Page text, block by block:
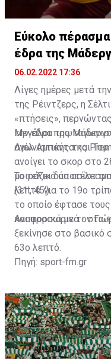
55 τίτλοι: Ρέιντζερς
53 τίτλοι: Σέλτικ
4 τίτλοι : Χαρτς,
2 τίτλοι : Νταμπάρτον
1 τίτλος : Θερντ
Κιλμάρνοκ, Νταντί
Εύκολο πέρασμα
έδρα της
06.02.2022 17:36
Λίγες ημέρες μετά
της Ρέιντζερς, η
«πτήσεις»,
την έδρα της
αγωνιστικής της
Μεγάλοι
Λιέλ Αμπάντα και
ανοίγει το σκορ στο
μοιράζει δύο ασίστ
(31', 45').
Το τελικό
λεπτό για το 19ο
το οποίο έφτασε
και προσωρινά - στο
Αναφορικά με τον
ξεκίνησε στο βασικό
63ο λεπτό.
Πηγή: sport-fm.gr